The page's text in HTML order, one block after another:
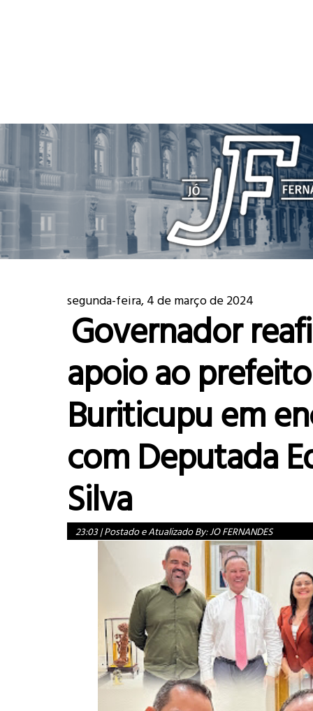
segunda-feira, 4 de março de 2024
Governador
apoio ao
Buriticupu em
com Deputada
Silva
23:03|Postado e Atualizado By:JO FERNANDES